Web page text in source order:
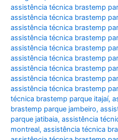
assistência técnica brastemp
assistência técnica brastemp
assistência técnica brastemp
assistência técnica brastemp
assistência técnica brastemp
assistência técnica brastemp
assistência técnica brastemp
assistência técnica brastemp
assistência técnica brastemp
técnica brastemp parque itajaí,
brastemp parque jambeiro,
parque jatibaia,assistência
montreal,assistência técnica